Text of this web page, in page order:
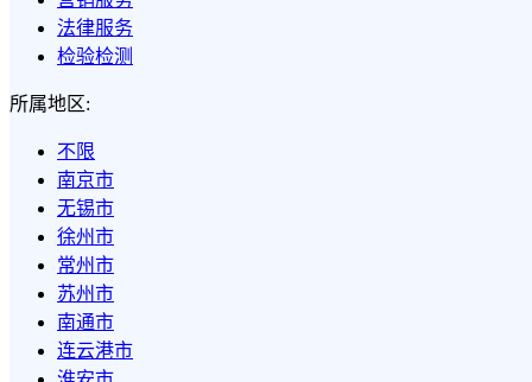
法律服务
检验检测
所属地区:
不限
南京市
无锡市
徐州市
常州市
苏州市
南通市
连云港市